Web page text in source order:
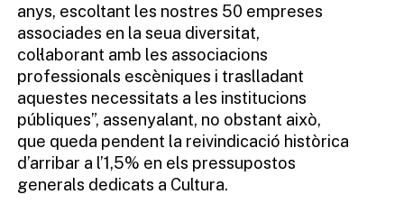
anys, escoltant les nostres 50 empreses
associades en la seua diversitat,
col·laborant amb les associacions
professionals escèniques i traslladant
aquestes necessitats a les institucions
públiques”, assenyalant, no obstant això,
que queda pendent la reivindicació històrica
d’arribar a l’1,5% en els pressupostos
generals dedicats a Cultura.